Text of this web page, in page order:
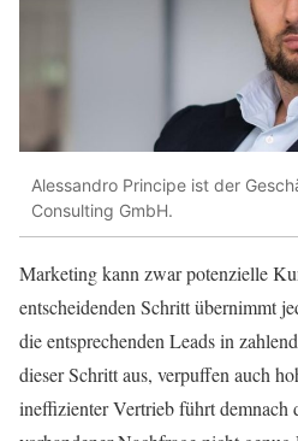
Alessandro Principe ist der
Consulting GmbH.
Marketing kann zwar potenzielle
entscheidenden Schritt übernimmt
die entsprechenden Leads in
dieser Schritt aus, verpuffen auch
ineffizienter Vertrieb führt demnach